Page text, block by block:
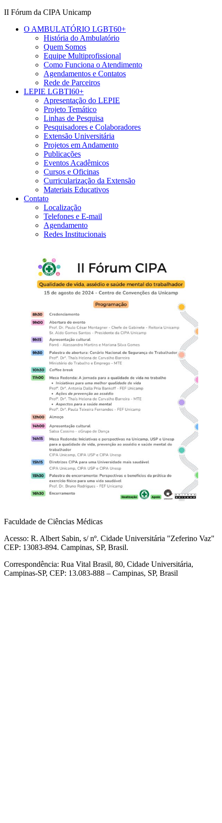
II Fórum da CIPA Unicamp
O AMBULATÓRIO LGBT60+
História do Ambulatório
Quem Somos
Equipe Multiprofissional
Como Funciona o Atendimento
Agendamentos e Contatos
Rede de Parceiros
LEPIE LGBTI60+
Apresentação do LEPIE
Projeto Temático
Linhas de Pesquisa
Pesquisadores e Colaboradores
Extensão Universitária
Projetos em Andamento
Publicações
Eventos Acadêmicos
Cursos e Oficinas
Curricularização da Extensão
Materiais Educativos
Contato
Localização
Telefones e E-mail
Agendamento
Redes Institucionais
Faculdade de Ciências Médicas
Acesso: R. Albert Sabin, s/ nº. Cidade Universitária "Zeferino Vaz"
CEP: 13083-894. Campinas, SP, Brasil.
Correspondência: Rua Vital Brasil, 80, Cidade Universitária,
Campinas-SP, CEP: 13.083-888 – Campinas, SP, Brasil